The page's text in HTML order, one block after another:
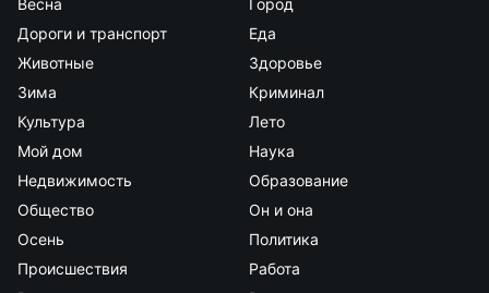
Весна
Город
Дороги и транспорт
Еда
Животные
Здоровье
Зима
Криминал
Культура
Лето
Мой дом
Наука
Недвижимость
Образование
Общество
Он и она
Осень
Политика
Происшествия
Работа